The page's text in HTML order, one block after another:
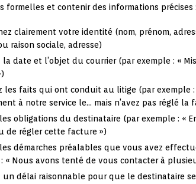
formelles et contenir des informations précises :
clairement votre identité (nom, prénom,
raison sociale, adresse)
date et l’objet du courrier (par exemple : «
les faits qui ont conduit au litige (par exemple
à notre service le… mais n’avez pas réglé la
les obligations du destinataire (par exemple : «
de régler cette facture »)
les démarches préalables que vous avez
« Nous avons tenté de vous contacter à
un délai raisonnable pour que le destinataire